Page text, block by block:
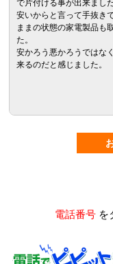
で片付ける事が出来ました
安いからと言って手抜き
ままの状態の家電製品も
た。
安かろう悪かろうではな
来るのだと感じました。
電話番号を